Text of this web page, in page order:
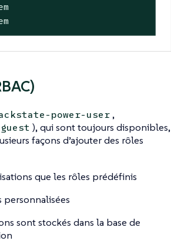
power-user,
), qui sont toujours disponibles,
façons d’ajouter des rôles
que les rôles prédéfinis
personnalisées
sont stockés dans la base de